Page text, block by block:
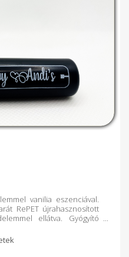
vanilia eszenciával.
RePET újrahasznosított
ellátva. Gyógyító
gyorsan és könnyen
ajkait. 100 %-ban